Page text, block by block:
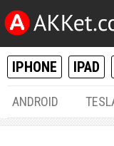
IPHONE IPAD
ANDROID